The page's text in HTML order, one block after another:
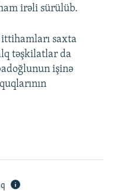
irəli sürülüb.
saxta
təşkilatlar da
işinə